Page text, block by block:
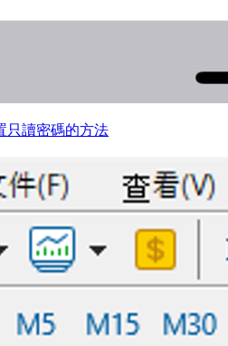
只讀密碼的方法